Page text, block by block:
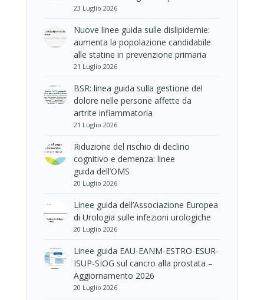
23 Luglio 2026
Nuove linee guida sulle dislipidemie:
aumenta la popolazione candidabile
alle statine in prevenzione primaria
21 Luglio 2026
BSR: linea guida sulla gestione del
dolore nelle persone affette da
artrite infiammatoria
21 Luglio 2026
Riduzione del rischio di declino
cognitivo e demenza: linee
guida dell’OMS
20 Luglio 2026
Linee guida dell’Associazione Europea
di Urologia sulle infezioni urologiche
20 Luglio 2026
Linee guida EAU-EANM-ESTRO-ESUR-
ISUP-SIOG sul cancro alla prostata –
Aggiornamento 2026
20 Luglio 2026